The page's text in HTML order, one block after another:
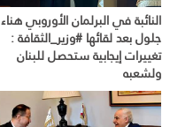
النائبة في البرلمان الأوروبي هناء
جلول بعد لقائها #وزير_الثقافة :
تغييرات إيجابية ستحصل للبنان
ولشعبه